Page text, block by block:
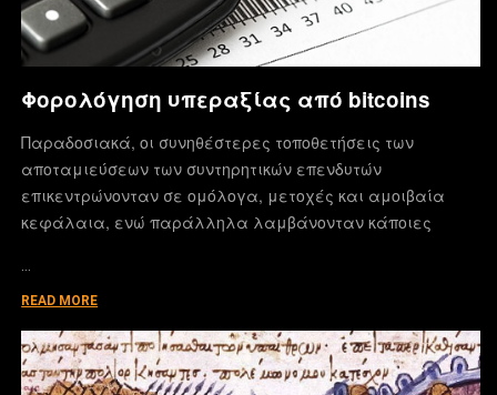
Φορολόγηση υπεραξίας από bitcoins
Παραδοσιακά, οι συνηθέστερες τοποθετήσεις των
αποταμιεύσεων των συντηρητικών επενδυτών
επικεντρώνονταν σε ομόλογα, μετοχές και αμοιβαία
κεφάλαια, ενώ παράλληλα λαμβάνονταν κάποιες
…
READ MORE